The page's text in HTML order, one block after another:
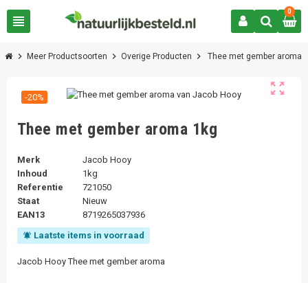
view_headline
0
chevron_right Meer Productsoorten chevron_right Overige Producten chevron_right Thee met gember aroma
zoom_out_map
-20%
Thee met gember aroma 1kg
Merk
Jacob Hooy
Inhoud
1kg
Referentie
721050
Staat
Nieuw
EAN13
8719265037936
notifications_active Laatste items in voorraad
Jacob Hooy Thee met gember aroma